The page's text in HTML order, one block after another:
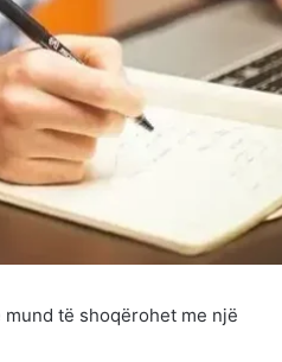
të shoqërohet me një